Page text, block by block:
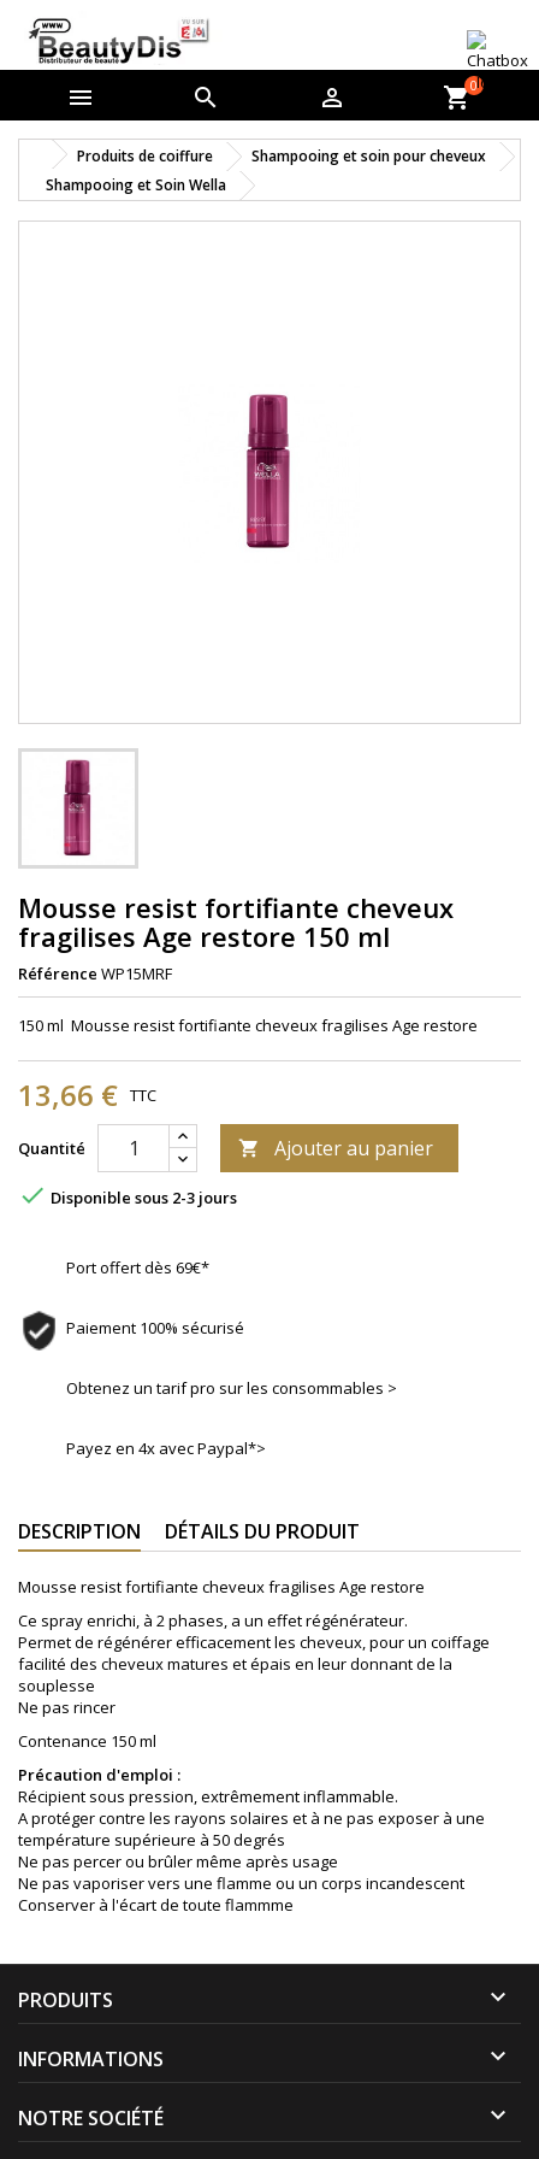
   shopping_cart0
Produits de coiffure
Shampooing et soin pour cheveux
Shampooing et Soin Wella
Mousse resist fortifiante cheveux
fragilises Age restore 150 ml
Référence WP15MRF
150 ml Mousse resist fortifiante cheveux fragilises Age restore
13,66 € TTC
Quantité  Ajouter au panier
 Disponible sous 2-3 jours
Port offert dès 69€*
Paiement 100% sécurisé
Obtenez un tarif pro sur les consommables >
Payez en 4x avec Paypal*>
DESCRIPTION DÉTAILS DU PRODUIT
Mousse resist fortifiante cheveux fragilises Age restore
Ce spray enrichi, à 2 phases, a un effet régénérateur.
Permet de régénérer efficacement les cheveux, pour un coiffage
facilité des cheveux matures et épais en leur donnant de la
souplesse
Ne pas rincer
Contenance 150 ml
Précaution d'emploi :
Récipient sous pression, extrêmement inflammable.
A protéger contre les rayons solaires et à ne pas exposer à une
température supérieure à 50 degrés
Ne pas percer ou brûler même après usage
Ne pas vaporiser vers une flamme ou un corps incandescent
Conserver à l'écart de toute flammme
PRODUITS 
INFORMATIONS 
NOTRE SOCIÉTÉ 